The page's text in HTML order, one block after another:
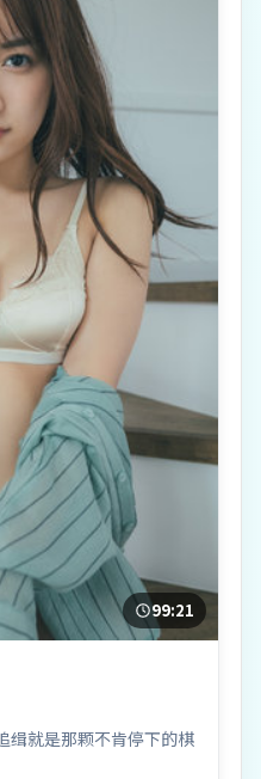
99:21
缉就是那颗不肯停下的棋